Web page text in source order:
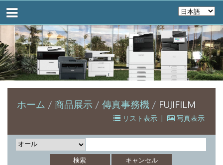
ホーム 商品展示 傳真事務機 FUJIFILM
リスト表示 | 写真表示